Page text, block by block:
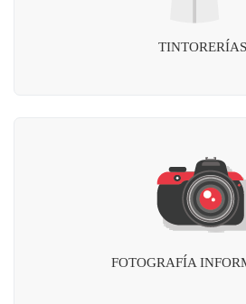
TINTORERÍAS
FOTOGRAFÍA